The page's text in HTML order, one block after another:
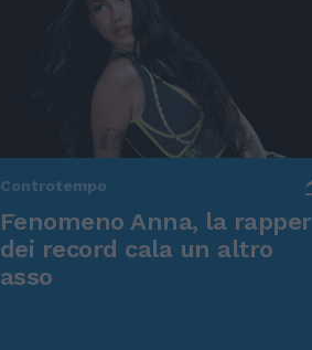
Controtempo
Fenomeno Anna, la rapper
dei record cala un altro
asso